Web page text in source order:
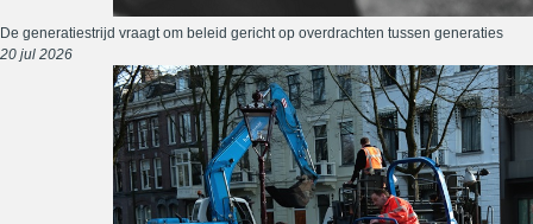
De generatiestrijd vraagt om beleid gericht op overdrachten tussen generaties
20 jul 2026